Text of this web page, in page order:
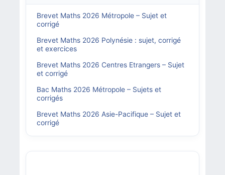
Brevet Maths 2026 Métropole – Sujet et
corrigé
Brevet Maths 2026 Polynésie : sujet, corrigé
et exercices
Brevet Maths 2026 Centres Etrangers – Sujet
et corrigé
Bac Maths 2026 Métropole – Sujets et
corrigés
Brevet Maths 2026 Asie-Pacifique – Sujet et
corrigé